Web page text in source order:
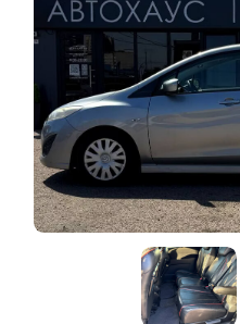
ВАКАНСИИ
КЕЙСЫ
СТАТЬИ
ESG
КОНТАКТЫ